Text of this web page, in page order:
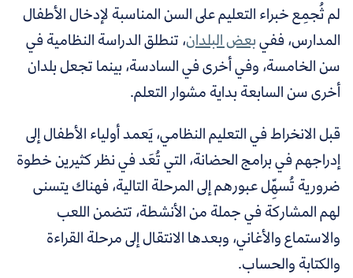
لم ثُجمِع خبراء التعليم على السن المناسبة لإدخال الأطفال
المدارس، ففيبعض البلدان،تنطلق الدراسة النظامية في
سن الخامسة، وفي أخرى في السادسة، بينما تجعل بلدان
أخرى سن السابعة بداية مشوار التعلم.
قبل الانخراط في التعليم النظامي، يَعمد أولياء الأطفال إلى
إدراجهم في برامج الحضانة، التي تُعَد في نظر كثيرين خطوة
ضرورية تُسهِّل عبورهم إلى المرحلة التالية، فهناك يتسنى
لهم المشاركة في جملة من الأنشطة، تتضمن اللعب
والاستماع والأغاني، وبعدها الانتقال إلى مرحلة القراءة
والكتابة والحساب.